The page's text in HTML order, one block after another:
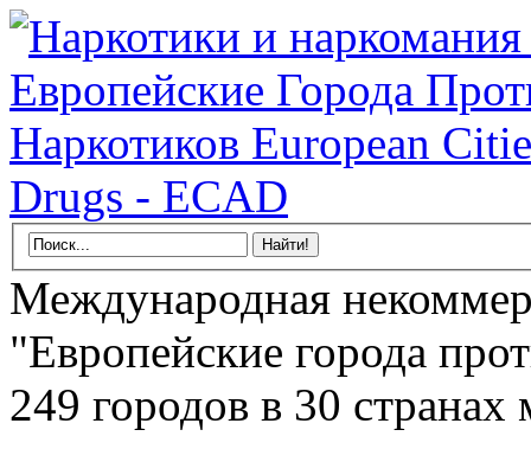
Международная
"Европейские города
249 городов в 30